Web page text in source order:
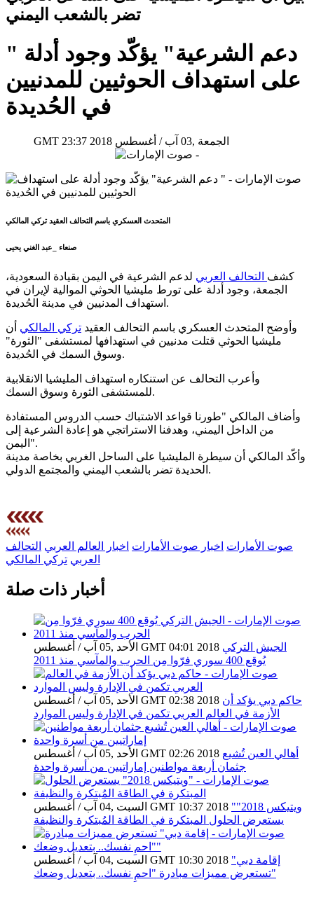
تضر بالشعب اليمني
" دعم الشرعية" يؤكّد وجود أدلة
على استهداف الحوثيين للمدنيين
في الحُديدة
GMT 23:37 2018 الجمعة ,03 آب / أغسطس
المتحدث العسكري باسم التحالف العقيد تركي المالكي
صنعاء _عبد الغني يحيى
كشف التحالف العربي لدعم الشرعية في اليمن بقيادة السعودية،
الجمعة، وجود أدلة على تورط مليشيا الحوثي الموالية لإيران في
استهداف المدنيين في مدينة الحُديدة.
وأوضح المتحدث العسكري باسم التحالف العقيد تركي المالكي أن
مليشيا الحوثي قتلت مدنيين في استهدافها لمستشفى "الثورة"
وسوق السمك في الحُديدة.
وأعرب التحالف عن استنكاره استهداف المليشيا الانقلابية
للمستشفى الثورة وسوق السمك.
وأضاف المالكي "طورنا قواعد الاشتباك حسب الدروس المستفادة
من الداخل اليمني، وهدفنا الاستراتجي هو إعادة الشرعية إلى
اليمن".
وأكّد المالكي أن سيطرة المليشيا على الساحل الغربي بخاصة مدينة
الحديدة تضر بالشعب اليمني والمجتمع الدولي.
صوت الأمارات اخبار صوت الأمارات اخبار العالم العربي التحالف
العربي تركي المالكي
أخبار ذات صلة
الأحد ,05 آب / أغسطس GMT 04:01 2018 الجيش التركي
يُوقع 400 سوري فرّوا مِن الحرب والمآسي منذ 2011
الأحد ,05 آب / أغسطس GMT 02:38 2018 حاكم دبي يؤكد أن
الأزمة في العالم العربي تكمن في الإدارة وليس الموارد
الأحد ,05 آب / أغسطس GMT 02:26 2018 أهالي العين تُشيع
جثمان أربعة مواطنين إماراتيين من أسرة واحدة
السبت ,04 آب / أغسطس GMT 10:37 2018 "ويتيكس 2018"
يستعرض الحلول المبتكرة في الطاقة المُبتكرة والنظيفة
السبت ,04 آب / أغسطس GMT 10:30 2018 إقامة دبي"
تستعرض مميزات مبادرة "احمِ نفسك.. بتعديل وضعك"